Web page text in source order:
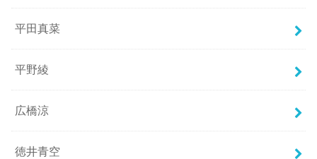
平田真菜
平野綾
広橋涼
徳井青空